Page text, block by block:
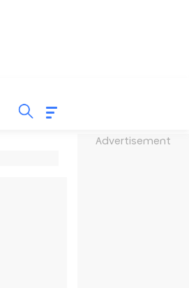
Advertisement
LIGA ITALIA